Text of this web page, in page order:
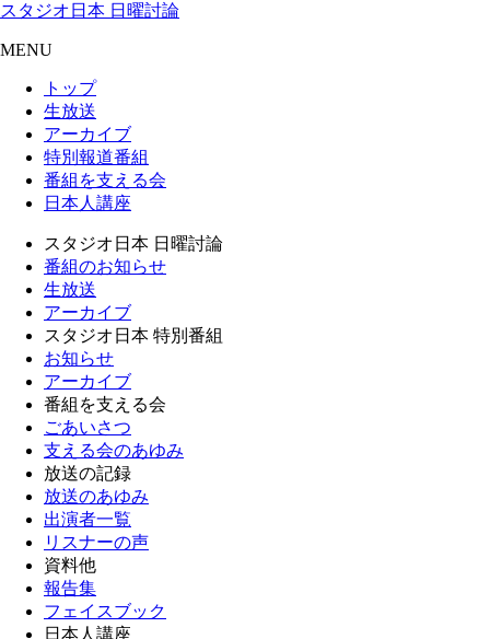
スタジオ日本 日曜討論
MENU
トップ
生放送
アーカイブ
特別報道番組
番組を支える会
日本人講座
スタジオ日本 日曜討論
番組のお知らせ
生放送
アーカイブ
スタジオ日本 特別番組
お知らせ
アーカイブ
番組を支える会
ごあいさつ
支える会のあゆみ
放送の記録
放送のあゆみ
出演者一覧
リスナーの声
資料他
報告集
フェイスブック
日本人講座